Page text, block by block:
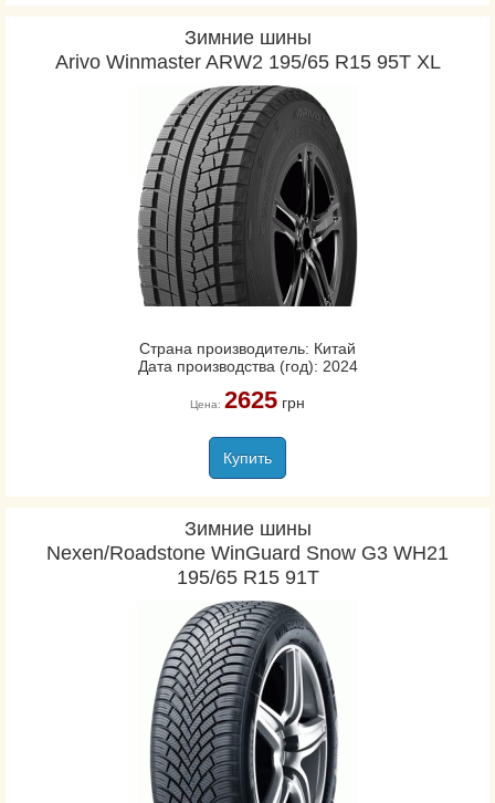
Зимние шины
Arivo Winmaster ARW2 195/65 R15 95T XL
Страна производитель: Китай
Дата производства (год): 2024
Цена: 2625грн
Купить
Зимние шины
Nexen/Roadstone WinGuard Snow G3 WH21
195/65 R15 91T